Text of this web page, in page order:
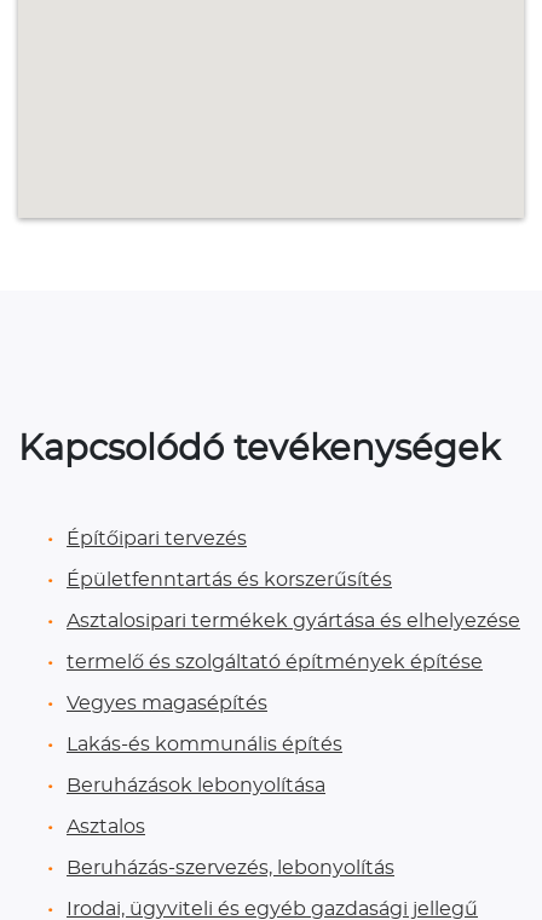
Kapcsolódó tevékenységek
Építőipari tervezés
Épületfenntartás és korszerűsítés
Asztalosipari termékek gyártása és elhelyezése
termelő és szolgáltató építmények építése
Vegyes magasépítés
Lakás-és kommunális építés
Beruházások lebonyolítása
Asztalos
Beruházás-szervezés, lebonyolítás
Irodai, ügyviteli és egyéb gazdasági jellegű